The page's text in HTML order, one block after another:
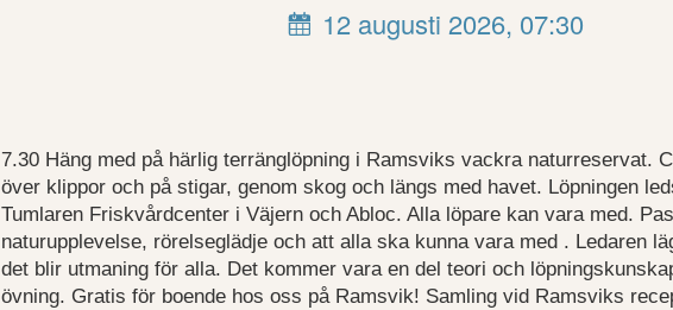
12 augusti 2026, 07:30
7.30 Häng med på härlig terränglöpning i Ramsviks vackra naturreservat.
över klippor och på stigar, genom skog och längs med havet. Löpningen
Tumlaren Friskvårdcenter i Väjern och Abloc. Alla löpare kan vara med.
naturupplevelse, rörelseglädje och att alla ska kunna vara med . Ledaren
det blir utmaning för alla. Det kommer vara en del teori och
övning. Gratis för boende hos oss på Ramsvik! Samling vid Ramsviks